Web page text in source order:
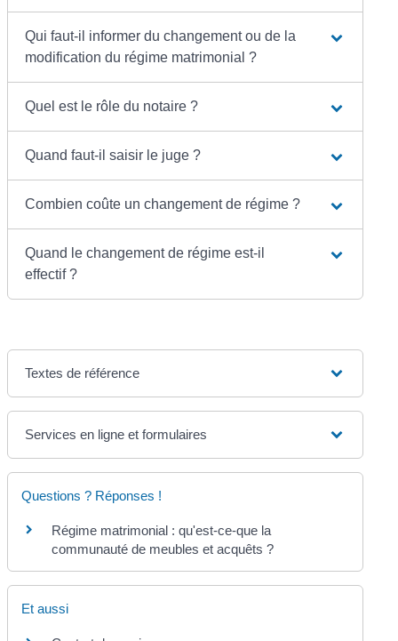
Qui faut-il informer du changement ou de la
modification du régime matrimonial ?
Quel est le rôle du notaire ?
Quand faut-il saisir le juge ?
Combien coûte un changement de régime ?
Quand le changement de régime est-il
effectif ?
Textes de référence
Services en ligne et formulaires
Questions ? Réponses !
Régime matrimonial : qu'est-ce-que la
communauté de meubles et acquêts ?
Et aussi